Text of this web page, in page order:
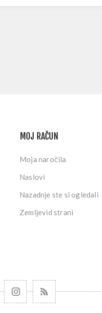
MOJ RAČUN
Moja naročila
Naslovi
Nazadnje ste si ogledali
Zemljevid strani